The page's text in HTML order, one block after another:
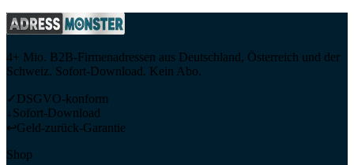
4+ Mio. B2B-Firmenadressen aus Deutschland, Österreich und der
Schweiz. Sofort-Download. Kein Abo.
✓ DSGVO-konform
↓Sofort-Download
↩Geld-zurück-Garantie
Shop